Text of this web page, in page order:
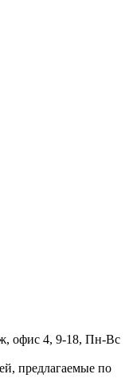
офис 4, 9-18, Пн-Вс
предлагаемые по